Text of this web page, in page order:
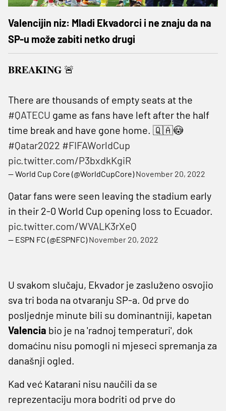
Valencijin niz: Mladi Ekvadorci i ne znaju da na
SP-u može zabiti netko drugi
𝐁𝐑𝐄𝐀𝐊𝐈𝐍𝐆 🚨
There are thousands of empty seats at the
#QATECU game as fans have left after the half
time break and have gone home. 🇶🇦😳
#Qatar2022 #FIFAWorldCup
pic.twitter.com/P3bxdkKgiR
— World Cup Core (@WorldCupCore)November 20, 2022
Qatar fans were seen leaving the stadium early
in their 2-0 World Cup opening loss to Ecuador.
pic.twitter.com/WVALK3rXeQ
— ESPN FC (@ESPNFC)November 20, 2022
U svakom slučaju, Ekvador je zasluženo osvojio
sva tri boda na otvaranju SP-a. Od prve do
posljednje minute bili su dominantniji, kapetan
Valencia bio je na 'radnoj temperaturi', dok
domaćinu nisu pomogli ni mjeseci spremanja za
današnji ogled.
Kad već Katarani nisu naučili da se
reprezentaciju mora bodriti od prve do